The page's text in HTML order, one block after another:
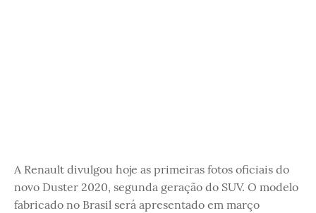
A Renault divulgou hoje as primeiras fotos oficiais do
novo Duster 2020, segunda geração do SUV. O modelo
fabricado no Brasil será apresentado em março